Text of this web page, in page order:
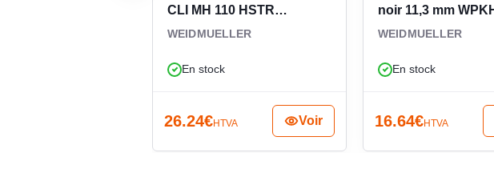
CLI MH 110 HSTR
0189400000
WEIDMUELLER
En stock
26.24€HTVA Voir
noir 11,3 mm
0524400000
WEIDMUELLER
En stock
16.64€HTVA